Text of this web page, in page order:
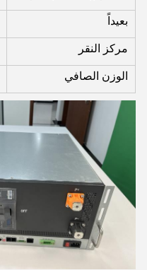
بعيداً
مركز النقر
الوزن الصافي